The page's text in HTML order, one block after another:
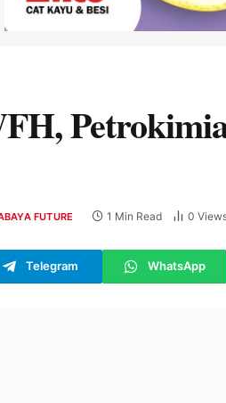
FUTURE 1 Min Read 0
Telegram WhatsApp